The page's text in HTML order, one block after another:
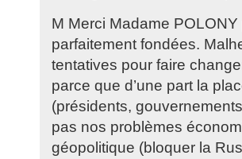
M Merci Madame
parfaitement fondées.
tentatives pour faire
parce que d’une part la
(présidents,
pas nos problèmes
géopolitique (bloquer la